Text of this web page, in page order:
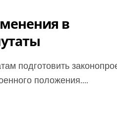
в
положения....